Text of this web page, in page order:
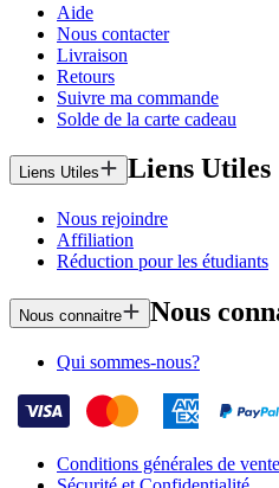
Aide
Nous contacter
Livraison
Retours
Suivre ma commande
Solde de la carte cadeau
Liens Utiles Liens Utiles
Nous rejoindre
Affiliation
Réduction pour les étudiants
Nous connaitre Nous
Qui sommes-nous?
Conditions générales de vente